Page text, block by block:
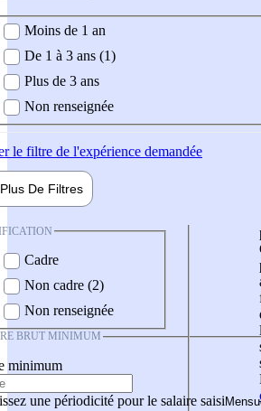
demandée
Moins de 1 an
De 1 à 3 ans (1)
Plus de 3 ans
Non renseignée
le filtre de l'expérience demandée
Plus De Filtres
Cadre
Non cadre (2)
Non renseignée
BRUT MINIMUM
minimum
une périodicité pour le salaire saisi